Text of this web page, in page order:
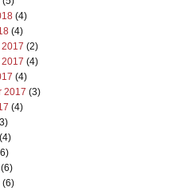
(4)
(4)
(2)
(4)
(4)
2017 (3)
(4)
(4)
(6)
(6)